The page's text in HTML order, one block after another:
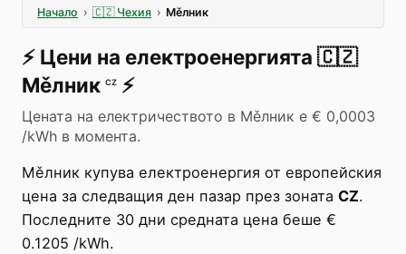
Начало › 🇨🇿 Чехия › Мěлник
⚡️ Цени на електроенергията 🇨🇿
Мěлник CZ ⚡️
Цената на електричеството в Мěлник е € 0,0003
/kWh в момента.
Мěлник купува електроенергия от европейския
цена за следващия ден пазар през зоната CZ.
Последните 30 дни средната цена беше €
0.1205 /kWh.